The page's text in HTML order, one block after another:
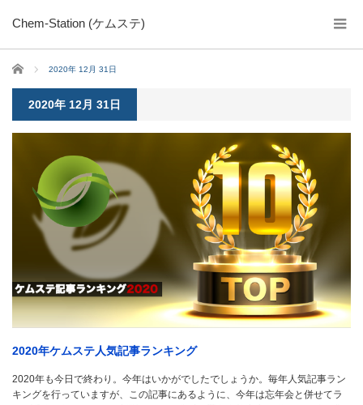
Chem-Station (ケムステ)
ホーム 2020年 12月 31日
2020年 12月 31日
2020年ケムステ人気記事ランキング
2020年も今日で終わり。今年はいかがでしたでしょうか。毎年人気記事ラン
キングを行っていますが、この記事にあるように、今年は忘年会と併せてラ